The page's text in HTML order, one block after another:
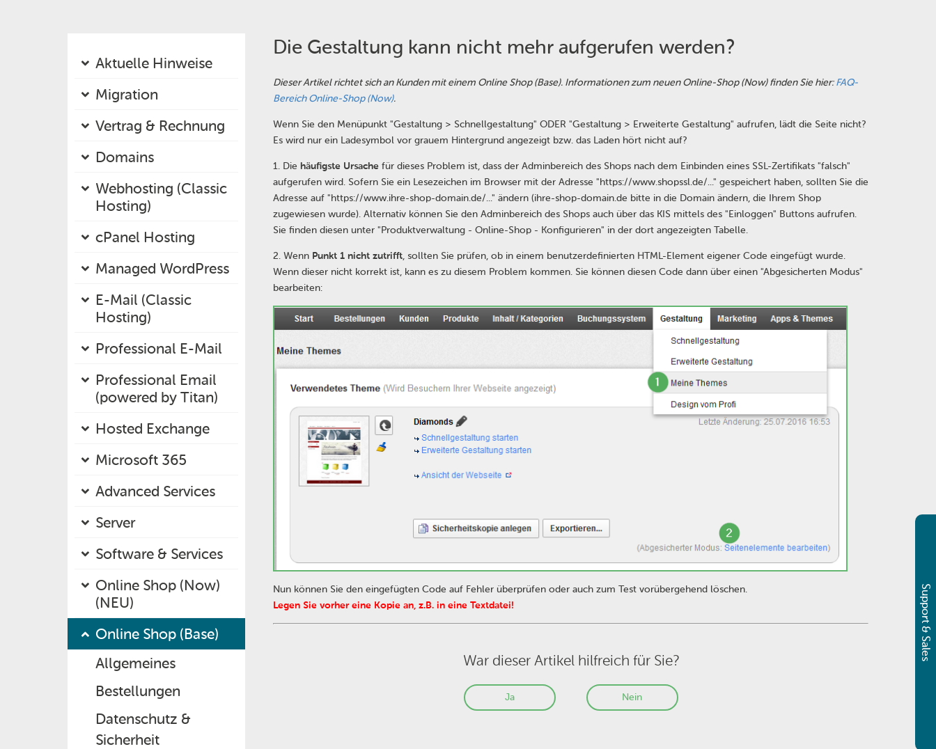
Aktuelle Hinweise
Migration
Vertrag & Rechnung
Domains
Webhosting (Classic
Hosting)
cPanel Hosting
Managed WordPress
E-Mail (Classic
Hosting)
Professional E-Mail
Professional Email
(powered by Titan)
Hosted Exchange
Microsoft 365
Advanced Services
Server
Software & Services
Online Shop (Now)
(NEU)
Online Shop (Base)
Allgemeines
Bestellungen
Datenschutz &
Sicherheit
Die Gestaltung kann nicht mehr aufgerufen werden?
Dieser Artikel richtet sich an Kunden mit einem Online Shop (Base). Informationen zum neuen Online-Shop (Now) finden Sie hier:FAQ-
Bereich Online-Shop (Now).
Wenn Sie den Menüpunkt "Gestaltung > Schnellgestaltung" ODER "Gestaltung > Erweiterte Gestaltung" aufrufen, lädt die Seite nicht?
Es wird nur ein Ladesymbol vor grauem Hintergrund angezeigt bzw. das Laden hört nicht auf?
1. Die häufigste Ursache für dieses Problem ist, dass der Adminbereich des Shops nach dem Einbinden eines SSL-Zertifikats "falsch"
aufgerufen wird. Sofern Sie ein Lesezeichen im Browser mit der Adresse "https://www.shopssl.de/..." gespeichert haben, sollten Sie die
Adresse auf "https://www.ihre-shop-domain.de/..." ändern (ihre-shop-domain.de bitte in die Domain ändern, die Ihrem Shop
zugewiesen wurde). Alternativ können Sie den Adminbereich des Shops auch über das KIS mittels des "Einloggen" Buttons aufrufen.
Sie finden diesen unter "Produktverwaltung - Online-Shop - Konfigurieren" in der dort angezeigten Tabelle.
2. Wenn Punkt 1 nicht zutrifft, sollten Sie prüfen, ob in einem benutzerdefinierten HTML-Element eigener Code eingefügt wurde.
Wenn dieser nicht korrekt ist, kann es zu diesem Problem kommen. Sie können diesen Code dann über einen "Abgesicherten Modus"
bearbeiten:
Nun können Sie den eingefügten Code auf Fehler überprüfen oder auch zum Test vorübergehend löschen.
Legen Sie vorher eine Kopie an, z.B. in eine Textdatei!
War dieser Artikel hilfreich für Sie?
Ja Nein
Support & Sales